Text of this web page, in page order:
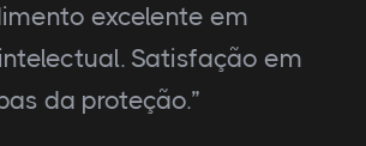
a todos os detalhes.
e sem preocupações
marca.”